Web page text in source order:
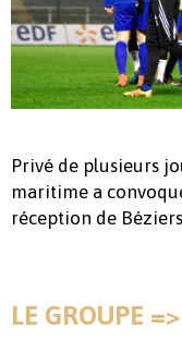
Privé de plusieurs
maritime a
réception de
LE GROUPE =>